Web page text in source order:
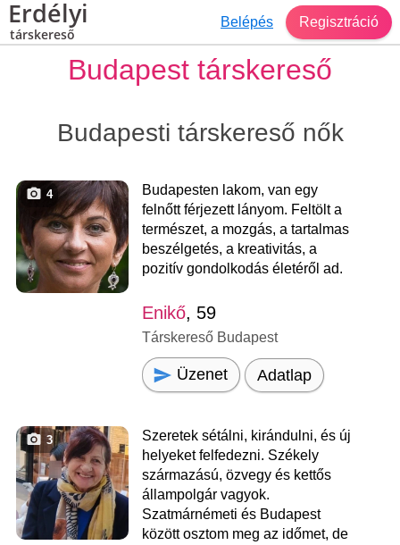
Erdélyi
társkereső
Belépés Regisztráció
Budapest társkereső
Budapesti társkereső nők
4
Budapesten lakom, van egy
felnőtt férjezett lányom. Feltölt a
természet, a mozgás, a tartalmas
beszélgetés, a kreativitás, a
pozitív gondolkodás életéről ad.
Enikő, 59
Társkereső Budapest
Üzenet Adatlap
3
Szeretek sétálni, kirándulni, és új
helyeket felfedezni. Székely
származású, özvegy és kettős
állampolgár vagyok.
Szatmárnémeti és Budapest
között osztom meg az időmet, de